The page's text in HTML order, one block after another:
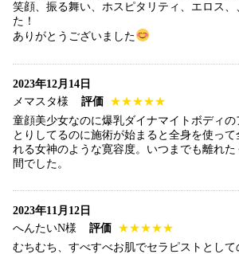
笑顔、振る舞い、ホスピタリティ、エロス、
た！
ありがとうございました
2023年12月14日
メマスタ様
評価 ★★★★★
童顔美少女なのに爆乳ダイナマイトボディの
とりしてるのに施術が始まると全身を使って
れる女神のような寛容度。いつまでも離れ
間でした。
2023年11月12日
へんたいN様
評価 ★★★★★
むちむち、すべすべお肌でセラピストとし